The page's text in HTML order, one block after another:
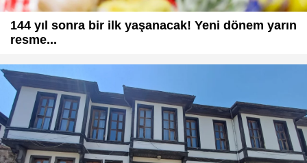
144 yıl sonra bir ilk yaşanacak! Yeni dönem yarın
resme...